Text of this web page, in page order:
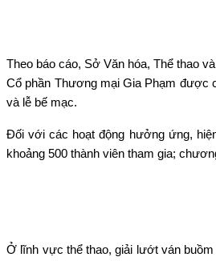
Theo báo cáo, Sở Văn hóa, Thể thao v
Cổ phần Thương mại Gia Phạm được
và lễ bế mạc.
Đối với các hoạt động hưởng ứng,
khoảng 500 thành viên tham gia;
Ở lĩnh vực thể thao, giải lướt ván buồm